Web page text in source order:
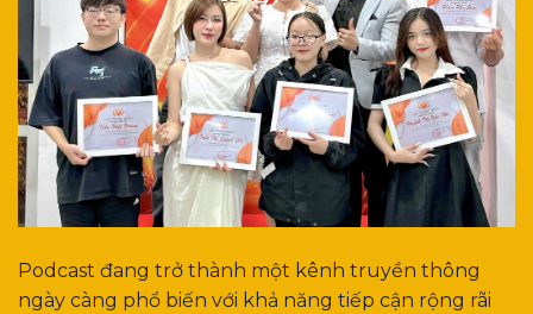
Podcast đang trở thành một kênh truyền thông
ngày càng phổ biến với khả năng tiếp cận rộng rãi